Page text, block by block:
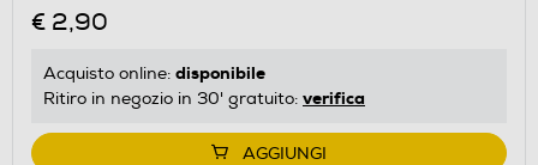
€ 2,90
Acquisto online: disponibile
Ritiro in negozio in 30' gratuito: verifica
AGGIUNGI